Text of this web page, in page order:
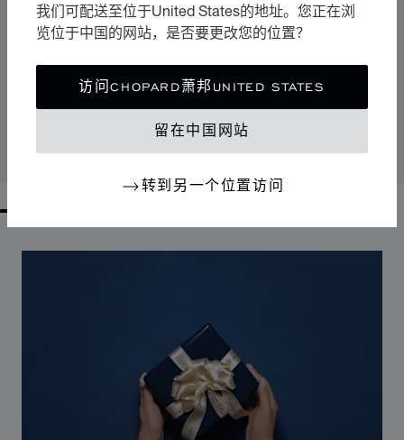
我们可配送至位于United States的地址。您正在浏
览位于中国的网站，是否要更改您的位置？
访问CHOPARD萧邦UNITED STATES
留在中国网站
转到另一个位置访问
CLASSIC RACING小号钱包
联系我们